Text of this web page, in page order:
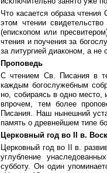
Что касается образа
этом чтении
(епископом или
чтения и поучения за
за литургией диаконом, а не
Проповедь
С чтением Св. Писания в
каждым богослужебным
но, собираясь в одно
впрочем, тем более
Писания. Наш нынешний
память о древнейшем типе
Церковный год во II в.
Церковный год во II в.
углубление
субботу. Он один